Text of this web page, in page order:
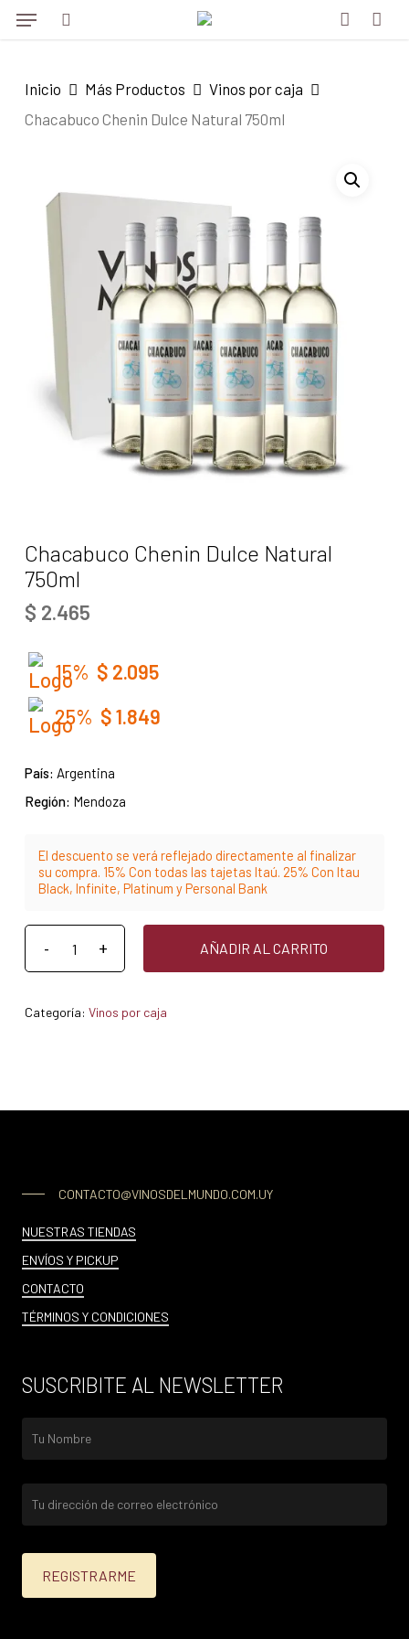
Skip
content
Menu
Inicio Más Productos
Vinos por caja
Chacabuco Chenin Dulce Natural 750ml
Chacabuco Chenin Dulce Natural
750ml
$ 2.465
15% $ 2.095
25% $1.849
País: Argentina
Región: Mendoza
El descuento se verá reflejado directamente al finalizar
su compra. 15% Con todas las tajetas Itaú. 25% Con Itau
Black, Infinite, Platinum y Personal Bank
AÑADIR AL CARRITO
Categoría: Vinos por caja
CONTACTO@VINOSDELMUNDO.COM.UY
NUESTRAS TIENDAS
ENVÍOS Y PICKUP
CONTACTO
TÉRMINOS Y CONDICIONES
SUSCRIBITE AL NEWSLETTER